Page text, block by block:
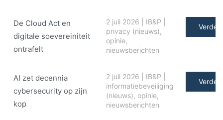
De Cloud Act en
digitale soe­ve­rei­ni­teit
ontrafelt
2 juli 2026 IB&P
privacy (nieuws),
opinie,
nieuwsberichten
Verder
AI zet decennia
cybersecurity op zijn
kop
2 juli 2026 IB&P
informatiebeveiliging
(nieuws), opinie,
nieuwsberichten
Verder